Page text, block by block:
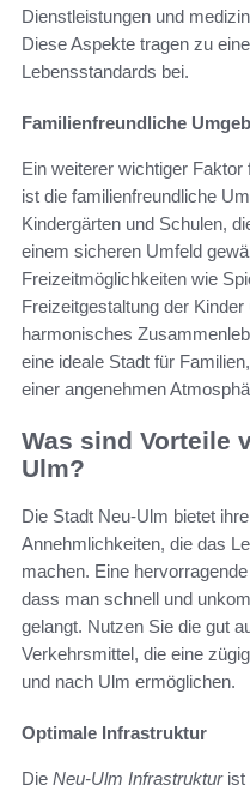
Dienstleistungen und
Diese Aspekte tragen zu
Lebensstandards bei.
Familienfreundliche
Ein weiterer wichtiger
ist die familienfreundliche
Kindergärten und Schulen,
einem sicheren Umfeld
Freizeitmöglichkeiten wie
Freizeitgestaltung der
harmonisches
eine ideale Stadt für
einer angenehmen
Was sind Vorteile
Ulm?
Die Stadt Neu-Ulm bietet
Annehmlichkeiten, die das
machen. Eine hervorragende
dass man schnell und
gelangt. Nutzen Sie die gut
Verkehrsmittel, die eine
und nach Ulm ermöglichen.
Optimale Infrastruktur
Die Neu-Ulm Infrastrukturist